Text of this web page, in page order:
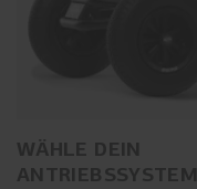
WÄHLE DEIN
ANTRIEBSSYSTEM